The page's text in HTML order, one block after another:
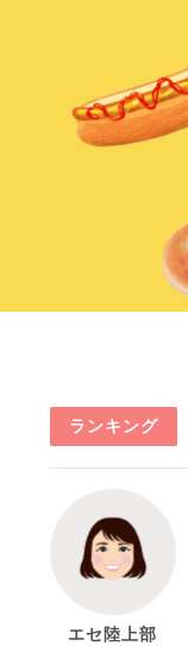
ランキング
エセ陸上部